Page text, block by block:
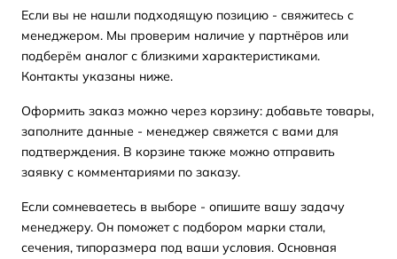
Если вы не нашли подходящую позицию - свяжитесь с
менеджером. Мы проверим наличие у партнёров или
подберём аналог с близкими характеристиками.
Контакты указаны ниже.
Оформить заказ можно через корзину: добавьте товары,
заполните данные - менеджер свяжется с вами для
подтверждения. В корзине также можно отправить
заявку с комментариями по заказу.
Если сомневаетесь в выборе - опишите вашу задачу
менеджеру. Он поможет с подбором марки стали,
сечения, типоразмера под ваши условия. Основная